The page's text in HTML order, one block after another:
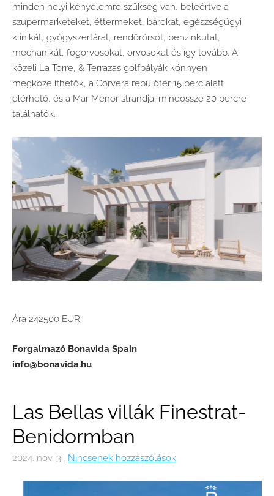
minden helyi kényelemre szükség van, beleértve a
szupermarketeket, éttermeket, bárokat, egészségügyi
klinikát, gyógyszertárat, rendőrőrsöt, benzinkutat,
mechanikát, fogorvosokat, orvosokat és így tovább. A
közeli La Torre, & Terrazas golfpályák könnyen
megközelíthetők, a Corvera repülőtér 15 perc alatt
elérhető, és a Mar Menor strandjai mindössze 20 percre
találhatók.
Ára 242500 EUR
Forgalmazó Bonavida Spain
info@bonavida.hu
Las Bellas villák Finestrat-
Benidormban
2024. nov. 3., Nincsenek hozzászólások